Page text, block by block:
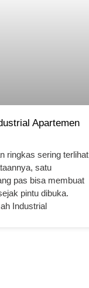
Apartemen
ringkas sering terlihat
satu
pas bisa membuat
pintu dibuka.
Industrial